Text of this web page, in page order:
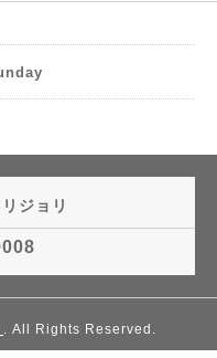
ジョリ
. All Rights Reserved.